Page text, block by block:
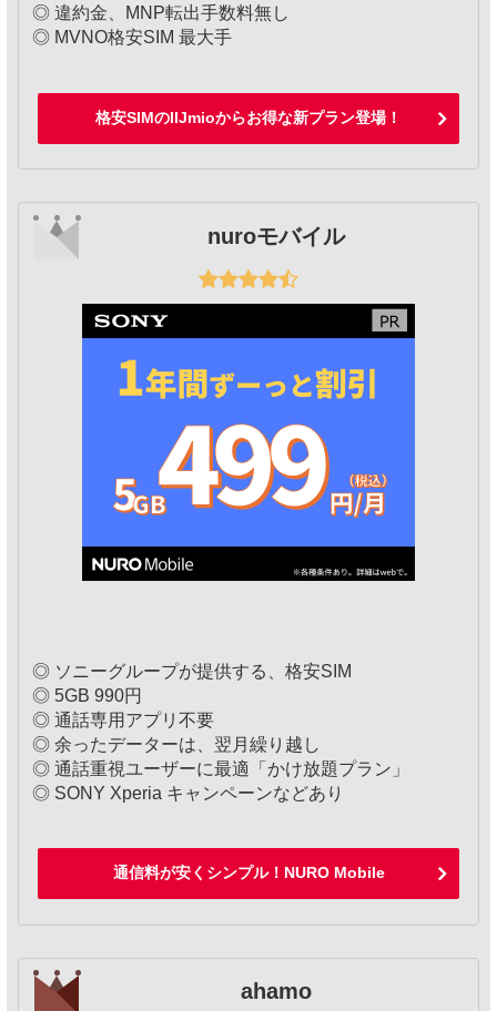
◎ 違約金、MNP転出手数料無し
◎ MVNO格安SIM 最大手
格安SIMのIIJmioからお得な新プラン登場！
nuroモバイル
◎ ソニーグループが提供する、格安SIM
◎ 5GB 990円
◎ 通話専用アプリ不要
◎ 余ったデーターは、翌月繰り越し
◎ 通話重視ユーザーに最適「かけ放題プラン」
◎ SONY Xperia キャンペーンなどあり
通信料が安くシンプル！NURO Mobile
ahamo